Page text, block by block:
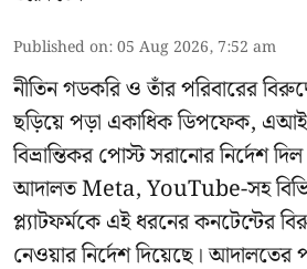
Published on:05 Aug 2026, 7:52 am
নীতিন গডকরি ও তাঁর পরিবারের
ছড়িয়ে পড়া একাধিক ডিপফেক, এআই-
বিভ্রান্তিকর পোস্ট সরানোর নির্দেশ
আদালত Meta, YouTube-সহ
প্ল্যাটফর্মকে এই ধরনের কনটেন্টের
নেওয়ার নির্দেশ দিয়েছে। আদালতের